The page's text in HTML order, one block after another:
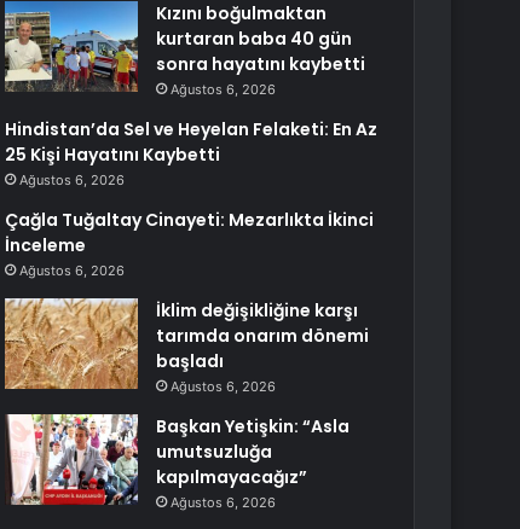
Kızını boğulmaktan
kurtaran baba 40 gün
sonra hayatını kaybetti
Ağustos 6, 2026
Hindistan’da Sel ve Heyelan Felaketi: En Az
25 Kişi Hayatını Kaybetti
Ağustos 6, 2026
Çağla Tuğaltay Cinayeti: Mezarlıkta İkinci
İnceleme
Ağustos 6, 2026
İklim değişikliğine karşı
tarımda onarım dönemi
başladı
Ağustos 6, 2026
Başkan Yetişkin: “Asla
umutsuzluğa
kapılmayacağız”
Ağustos 6, 2026